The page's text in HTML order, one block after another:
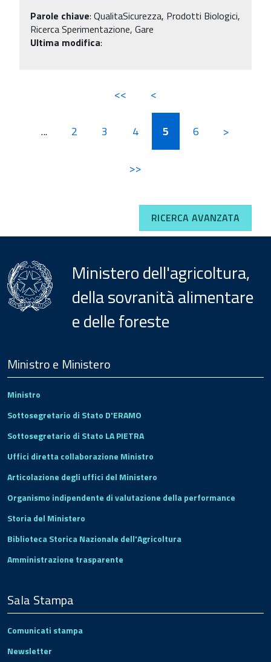
Parole chiave: QualitaSicurezza, Prodotti Biologici,
Ricerca Sperimentazione, Gare
Ultima modifica:
<< <
... 2 3 4 5 6 >
>>
RICERCA AVANZATA
Ministero dell'agricoltura,
della sovranità alimentare
e delle foreste
Footer
Ministro e Ministero
Ministro
Sottosegretario di Stato D'ERAMO
Sottosegretario di Stato LA PIETRA
Uffici diretta collaborazione Ministro
Articolazione degli uffici del Ministero
Organismo indipendente di valutazione della performance
Storia del Ministero
Biblioteca Storica Nazionale dell'Agricoltura
Amministrazione trasparente
Sala Stampa
Comunicati stampa
Newsletter